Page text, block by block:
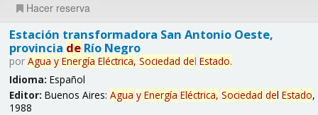
Hacer reserva
Estación transformadora San Antonio Oeste,
provincia deRío Negro
por Agua y Energía Eléctrica, Sociedad del Estado.
Idioma: Español
Editor: Buenos Aires: Agua y Energía Eléctrica, Sociedad del Estado,
1988